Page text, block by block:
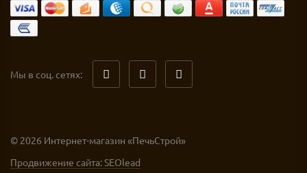
Мы в соц. сетях:
© 2026 Интернет-магазин «ПечьСтрой»
Продвижение сайта: SEOlead